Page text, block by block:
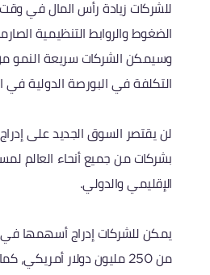
للشركات زيادة رأس المال في
الضغوط والروابط التنظيمية
وسيمكن الشركات سريعة النمو
التكلفة في البورصة الدولية في
لن يقتصر السوق الجديد على
بشركات من جميع أنحاء العالم
الإقليمي والدولي.
يمكن للشركات إدراج أسهمها
من 250 مليون دولار